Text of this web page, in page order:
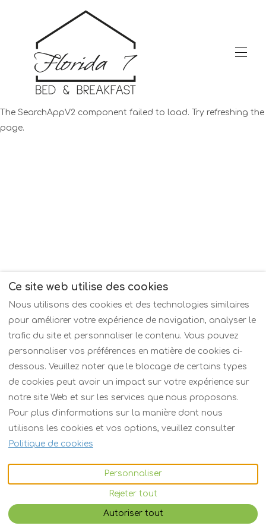
Accueil
Toutes les propriétés
The SearchAppV2 component failed to load. Try refreshing the
page.
Ce site web utilise des cookies
Nous utilisons des cookies et des technologies similaires
pour améliorer votre expérience de navigation, analyser le
trafic du site et personnaliser le contenu. Vous pouvez
personnaliser vos préférences en matière de cookies ci-
dessous. Veuillez noter que le blocage de certains types
de cookies peut avoir un impact sur votre expérience sur
notre site Web et sur les services que nous proposons.
Pour plus d'informations sur la manière dont nous
utilisons les cookies et vos options, veuillez consulter
Politique de cookies
Personnaliser
Rejeter tout
Autoriser tout